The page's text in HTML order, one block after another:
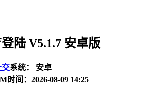
陆 V5.1.7 安卓版
交系统： 安卓
时间：2026-08-09 14:25